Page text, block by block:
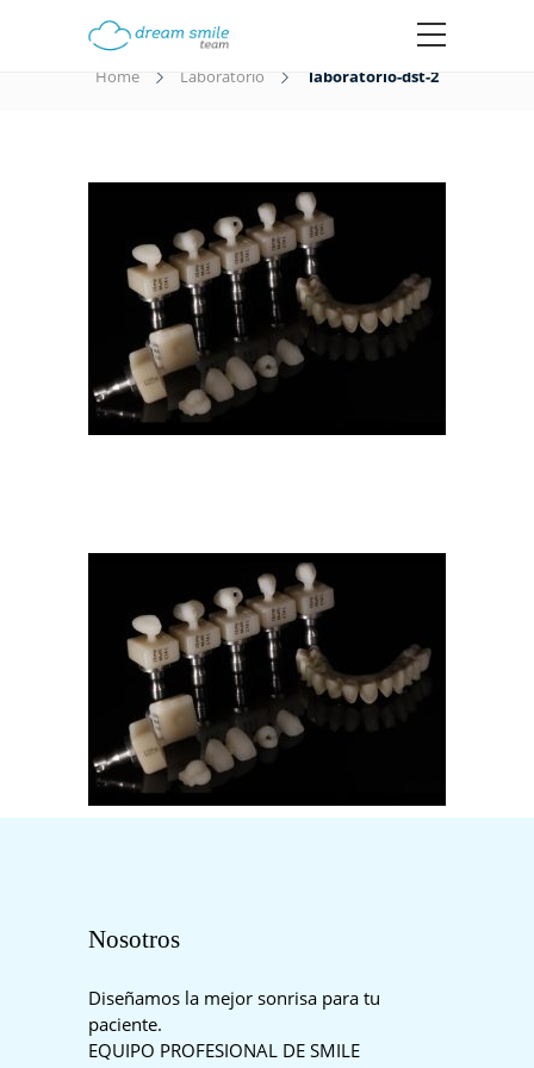
laboratorio-dst-2
Home Laboratorio laboratorio-dst-2
Nosotros
Diseñamos la mejor sonrisa para tu
paciente.
EQUIPO PROFESIONAL DE SMILE